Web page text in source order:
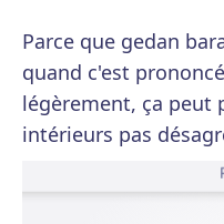
Parce que gedan
quand c'est
légèrement, ça peut
intérieurs pas